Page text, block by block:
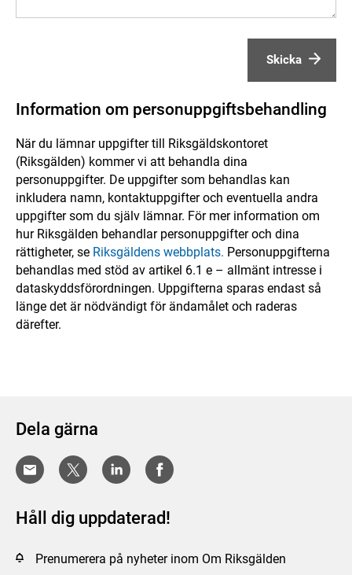
Skicka
Information om personuppgiftsbehandling
När du lämnar uppgifter till Riksgäldskontoret
(Riksgälden) kommer vi att behandla dina
personuppgifter. De uppgifter som behandlas kan
inkludera namn, kontaktuppgifter och eventuella andra
uppgifter som du själv lämnar. För mer information om
hur Riksgälden behandlar personuppgifter och dina
rättigheter, se Riksgäldens webbplats. Personuppgifterna
behandlas med stöd av artikel 6.1 e – allmänt intresse i
dataskyddsförordningen. Uppgifterna sparas endast så
länge det är nödvändigt för ändamålet och raderas
därefter.
Dela gärna
Håll dig uppdaterad!
Prenumerera på nyheter inom Om Riksgälden